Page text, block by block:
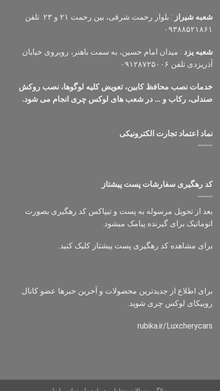
شعبه شیراز
: بلوار رحمت شرقی، بین رحمت ۲۱ و ۲۳ تلفن
۰۹۳۸۸۵۲۱۸۶۱
شعبه یزد : میدان امام حسین، به سمت باهنر، روبروی خیابان
آذریزدی تلفن ۰۹۱۲۸۷۲۵۰۰۶
خدمات نصب محافظ کابین، تعویض کلیه لوگوها، نصب روکش
صندلی، رکاب و … در شعب های لوکس چری انجام می شود.
نماد اعتماد تجارت الكترونیكی
کد رهگیری سفارشات پست پیشتاز
بعد از تحویل مرسوله به پست و تیپاکس کد رهگیری بصورت
اتوماتیک برای گیرنده پیامک میشود.
برای مشاهده کد رهگیری پست پیشتاز کلیک کنید.
برای اطلاع از جدیدترین محصولات و آخرین خبرها عضو کانال
روبیکای لوکس چری شوید.
rubika.ir/Luxcherycars